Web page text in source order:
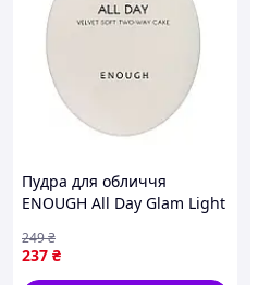
Пудра для обличчя
ENOUGH All Day Glam Light
#13
237 ₴
249₴